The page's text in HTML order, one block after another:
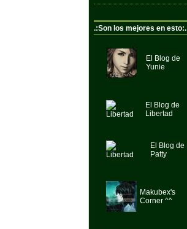
.:Son los mejores en esto:.
El Blog de
Yunie
El Blog de
Libertad
El Blog de
Patty
Makubex's
Corner ^^